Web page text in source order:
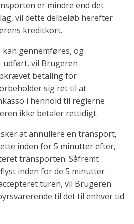
er mindre end det
vil dette delbeløb herefter
kreditkort.
gennemføres, og
vil Brugeren
betaling for
sig ret til at
i henhold til reglerne
ikke betaler rettidigt.
at annullere en transport,
inden for 5 minutter efter,
transporten. Såfremt
inden for de 5 minutter
turen, vil Brugeren
til det til enhver tid